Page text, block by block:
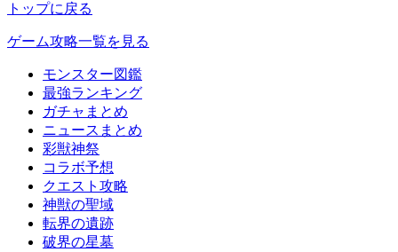
トップに戻る
ゲーム攻略一覧を見る
モンスター図鑑
最強ランキング
ガチャまとめ
ニュースまとめ
彩獣神祭
コラボ予想
クエスト攻略
神獣の聖域
転界の遺跡
破界の星墓